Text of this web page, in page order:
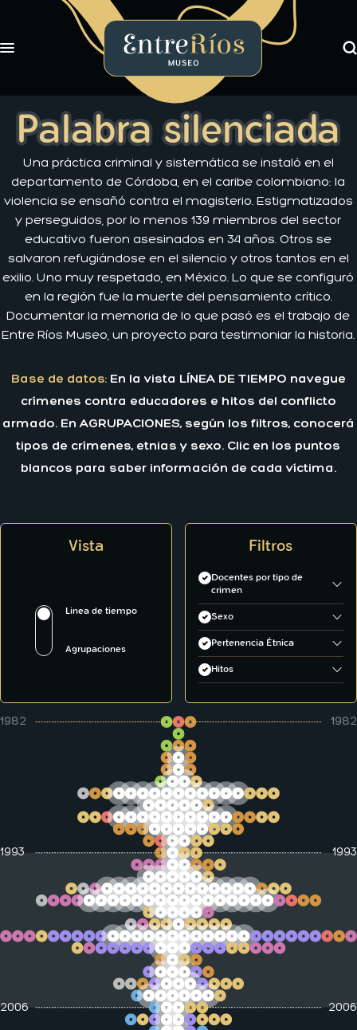
Toggle navigation
EntreRíos Museo
Libros
Novedades
Nosotros
Palabra silenciada
Una práctica criminal y sistemática se instaló en el
departamento de Córdoba, en el caribe colombiano: la
violencia se ensañó contra el magisterio. Estigmatizados
y perseguidos, por lo menos 139 miembros del sector
educativo fueron asesinados en 34 años. Otros se
salvaron refugiándose en el silencio y otros tantos en el
exilio. Uno muy respetado, en México. Lo que se configuró
en la región fue la muerte del pensamiento crítico.
Documentar la memoria de lo que pasó es el trabajo de
Entre Ríos Museo, un proyecto para testimoniar la historia.
Base de datos:En la vista LÍNEA DE TIEMPO navegue
crímenes contra educadores e hitos del conflicto
armado. En AGRUPACIONES, según los filtros, conocerá
tipos de crímenes, etnias y sexo. Clic en los puntos
blancos para saber información de cada víctima.
Vista
Linea de tiempo
Agrupaciones
Filtros
Docentes por tipo de
crimen
Desaparición
Sexo
Mujer
Pertenencia Étnica
Indígena
Hitos
Exilio o desplazamiento
JEP y Justicia y Paz
Justicia y paz
Política
1982 1982
1993 1993
2006 2006